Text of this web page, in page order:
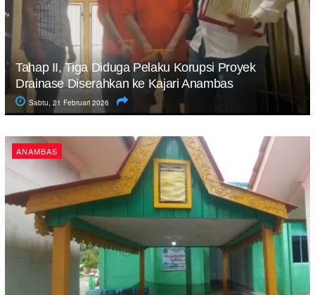
Tahap II, Tiga Diduga Pelaku Korupsi Proyek
Drainase Diserahkan ke Kajari Anambas
Sabtu, 21 Februari 2026
ANAMBAS